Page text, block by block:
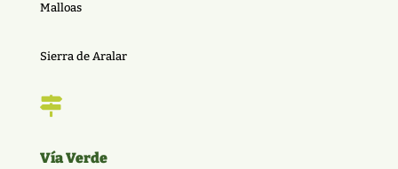
Malloas
Sierra de Aralar

Vía Verde